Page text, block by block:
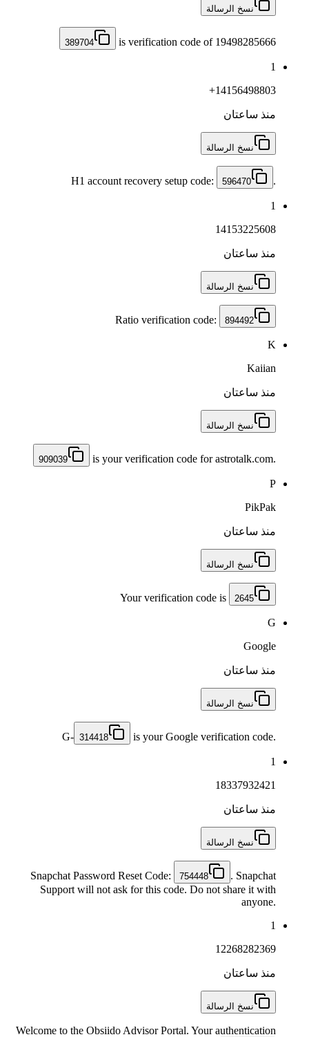
نسخ الرسالة
389704 is verification code of 19498285666
1
+14156498803
منذ ساعتان
نسخ الرسالة
H1 account recovery setup code: 596470 .
1
14153225608
منذ ساعتان
نسخ الرسالة
Ratio verification code: 894492
K
Kaiian
منذ ساعتان
نسخ الرسالة
909039 is your verification code for astrotalk.com.
P
PikPak
منذ ساعتان
نسخ الرسالة
Your verification code is 2645
G
Google
منذ ساعتان
نسخ الرسالة
G- 314418 is your Google verification code.
1
18337932421
منذ ساعتان
نسخ الرسالة
Snapchat Password Reset Code: 754448
. Snapchat
Support will not ask for this code. Do not share it with
anyone.
1
12268282369
منذ ساعتان
نسخ الرسالة
Welcome to the Obsiido Advisor Portal. Your authentication